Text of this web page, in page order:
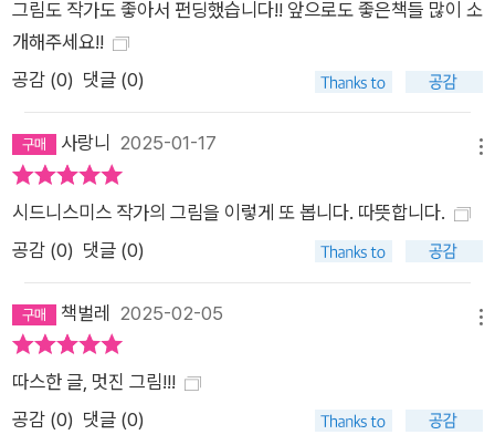
그림도 작가도 좋아서 펀딩했습니다!! 앞으로도 좋은책들 많이 소
개해주세요!!
공감 (0) 댓글 (0)
사랑니 2025-01-17
시드니스미스 작가의 그림을 이렇게 또 봅니다. 따뜻합니다.
공감 (0) 댓글 (0)
책벌레 2025-02-05
따스한 글, 멋진 그림!!!
공감 (0) 댓글 (0)